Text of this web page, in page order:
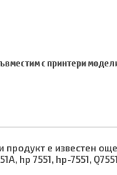
с принтери
продукт е известен още
hp 7551, hp-7551,